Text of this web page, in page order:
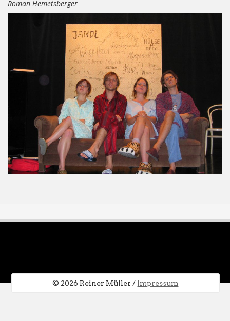
Roman Hemetsberger
© 2026 Reiner Müller / Impressum